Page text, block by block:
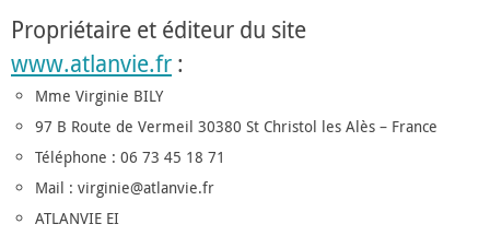
Propriétaire et éditeur du site
www.atlanvie.fr :
Mme Virginie BILY
97 B Route de Vermeil 30380 St Christol les Alès – France
Téléphone : 06 73 45 18 71
Mail : virginie@atlanvie.fr
ATLANVIE EI